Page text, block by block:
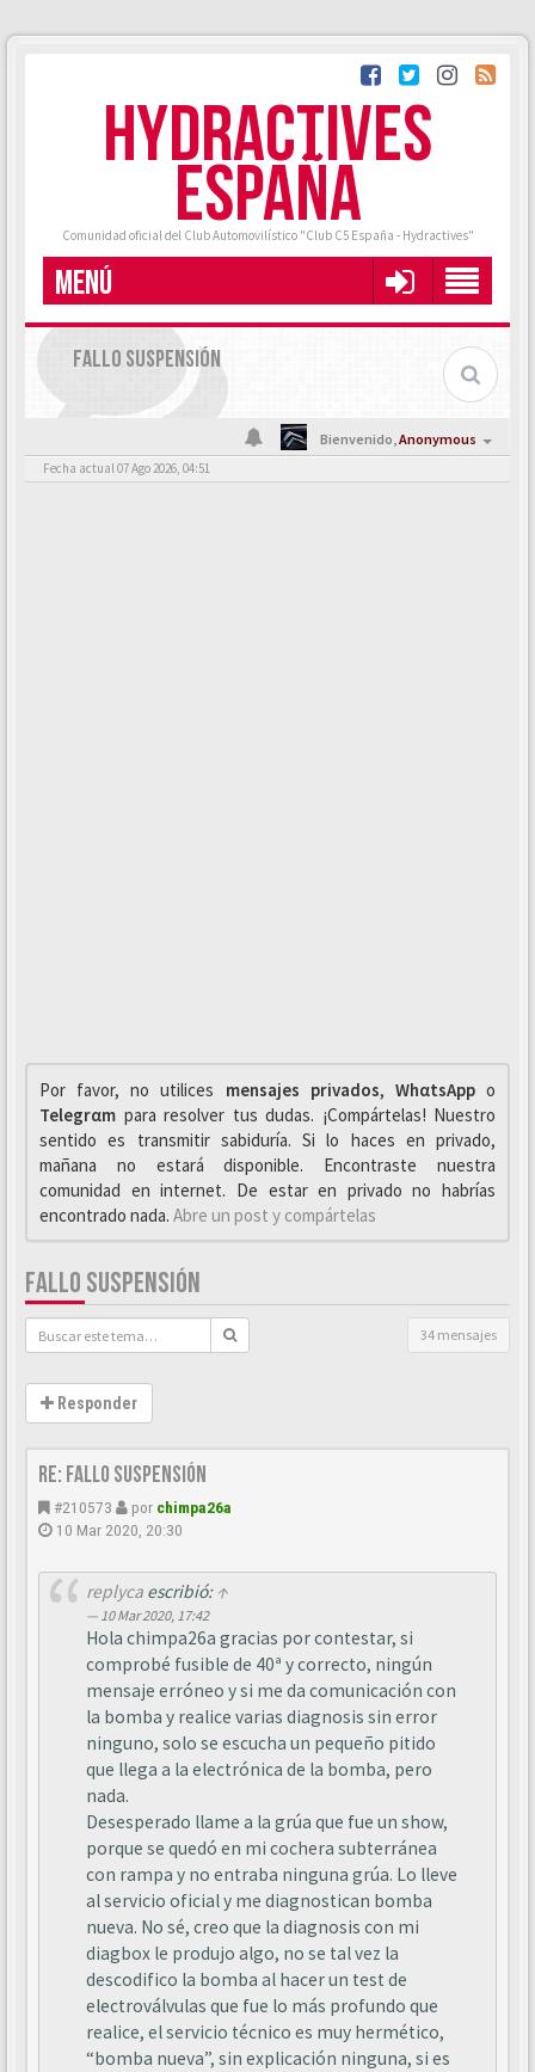
HYDRACTIVES
ESPAÑA
Comunidad oficial del Club Automovilístico "Club C5 España - Hydractives"
MENÚ
FALLO SUSPENSIÓN
Bienvenido,Anonymous
Fecha actual 07 Ago 2026, 04:51
Por favor, no utilices mensajes privados, WhαtsAppo
Telegrαm para resolver tus dudas. ¡Compártelas! Nuestro
sentido es transmitir sabiduría. Si lo haces en privado,
mañana no estará disponible. Encontraste nuestra
comunidad en internet. De estar en privado no habrías
encontrado nada. Abre un post y compártelas
FALLO SUSPENSIÓN
34 mensajes
Responder
Re: Fallo suspensión
#210573 por chimpa26a
10 Mar 2020, 20:30
replycaescribió: ↑
10 Mar 2020, 17:42
Hola chimpa26a gracias por contestar, si
comprobé fusible de 40ª y correcto, ningún
mensaje erróneo y si me da comunicación con
la bomba y realice varias diagnosis sin error
ninguno, solo se escucha un pequeño pitido
que llega a la electrónica de la bomba, pero
nada.
Desesperado llame a la grúa que fue un show,
porque se quedó en mi cochera subterránea
con rampa y no entraba ninguna grúa. Lo lleve
al servicio oficial y me diagnostican bomba
nueva. No sé, creo que la diagnosis con mi
diagbox le produjo algo, no se tal vez la
descodifico la bomba al hacer un test de
electroválvulas que fue lo más profundo que
realice, el servicio técnico es muy hermético,
“bomba nueva”, sin explicación ninguna, si es